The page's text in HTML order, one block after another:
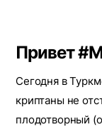
Привет
Сегодня в
криптаны не
плодотворный